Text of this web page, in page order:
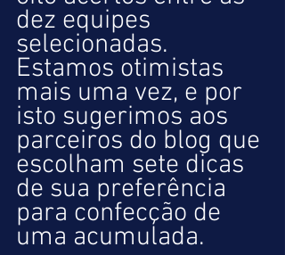
dez equipes
selecionadas.
Estamos otimistas
mais uma vez, e por
isto sugerimos aos
parceiros do blog que
escolham sete dicas
de sua preferência
para confecção de
uma acumulada.